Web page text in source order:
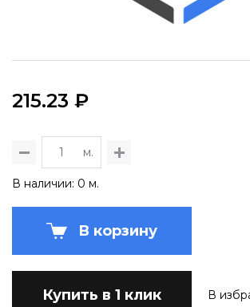
215.23 ₽
м.
В наличии: 0 м.
В корзину
Купить в 1 клик В